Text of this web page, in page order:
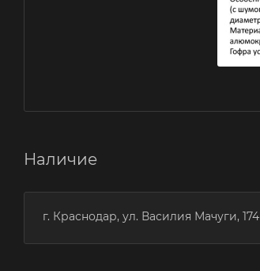
Наличие
г. Краснодар, ул. Василия Мачуги, 174